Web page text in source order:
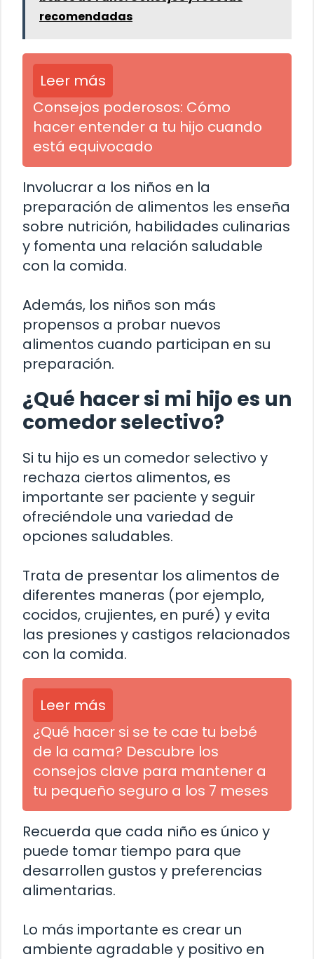
recomendadas
Leer más
Consejos poderosos: Cómo
hacer entender a tu hijo cuando
está equivocado
Involucrar a los niños en la
preparación de alimentos les enseña
sobre nutrición, habilidades culinarias
y fomenta una relación saludable
con la comida.
Además, los niños son más
propensos a probar nuevos
alimentos cuando participan en su
preparación.
¿Qué hacer si mi hijo es un
comedor selectivo?
Si tu hijo es un comedor selectivo y
rechaza ciertos alimentos, es
importante ser paciente y seguir
ofreciéndole una variedad de
opciones saludables.
Trata de presentar los alimentos de
diferentes maneras (por ejemplo,
cocidos, crujientes, en puré) y evita
las presiones y castigos relacionados
con la comida.
Leer más
¿Qué hacer si se te cae tu bebé
de la cama? Descubre los
consejos clave para mantener a
tu pequeño seguro a los 7 meses
Recuerda que cada niño es único y
puede tomar tiempo para que
desarrollen gustos y preferencias
alimentarias.
Lo más importante es crear un
ambiente agradable y positivo en